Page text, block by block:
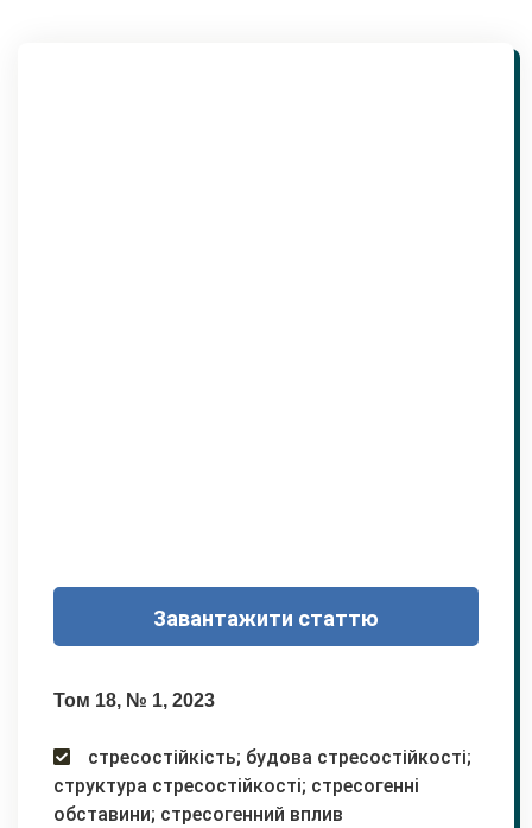
Завантажити статтю
Том 18, № 1, 2023
стресостійкість; будова стресостійкості;
структура стресостійкості; стресогенні
обставини; стресогенний вплив